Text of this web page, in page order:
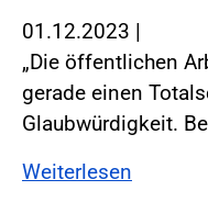
01.12.2023 |
„Die öffentlichen
gerade einen
Glaubwürdigkeit.
Weiterlesen